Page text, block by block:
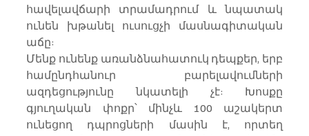
հավելավճարի տրամադրում և նպատակ
ունեն խթանել ուսուցչի մասնագիտական
աճը:
Մենք ունենք առանձնահատուկ դեպքեր, երբ
համընդհանուր բարելավումների
ազդեցությունը նկատելի չէ: Խոսքը
գյուղական փոքր՝ մինչև 100 աշակերտ
ունեցող դպրոցների մասին է, որտեղ